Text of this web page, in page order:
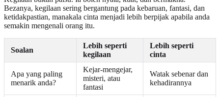
Bezanya, kegilaan sering bergantung pada kebaruan, fantasi, dan
ketidakpastian, manakala cinta menjadi lebih berpijak apabila anda
semakin mengenali orang itu.
Soalan
Lebih seperti
kegilaan
Lebih seperti
cinta
Apa yang paling
menarik anda?
Kejar-mengejar,
misteri, atau
fantasi
Watak sebenar dan
kehadirannya